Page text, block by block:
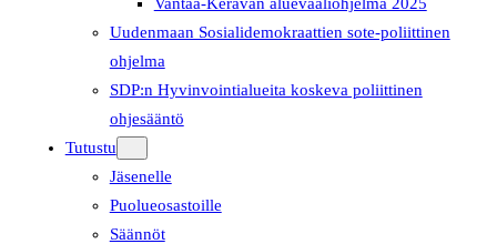
Uudenmaan Sosialidemokraattien sote-poliittinen
ohjelma
SDP:n Hyvinvointialueita koskeva poliittinen
ohjesääntö
Tutustu
Jäsenelle
Puolueosastoille
Säännöt